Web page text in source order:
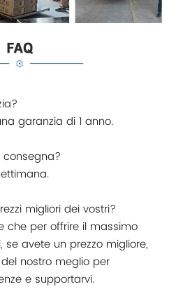
garanzia di 1 anno.
consegna?
migliori dei vostri?
che per offrire il massimo
avete un prezzo migliore,
nostro meglio per
e supportarvi.